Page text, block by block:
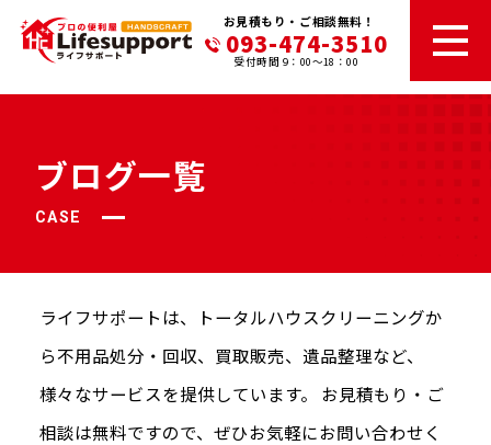
お見積もり・ご相談無料！
093-474-3510
受付時間 9：00～18：00
ブログ一覧
CASE
ライフサポートは、トータルハウスクリーニングか
ら不⽤品処分・回収、 買取販売、遺品整理など、
様々なサービスを提供しています。
お⾒積もり・ご
相談は無料ですので、ぜひお気軽にお問い合わせく